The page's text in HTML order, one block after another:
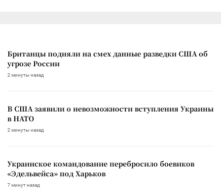
Британцы подняли на смех данные разведки США об
угрозе России
2 минуты назад
В США заявили о невозможности вступления Украины
в НАТО
2 минуты назад
Украинское командование перебросило боевиков
«Эдельвейса» под Харьков
7 минут назад